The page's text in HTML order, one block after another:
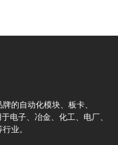
的自动化模块、板卡、
电子、冶金、化工、电厂、
业。